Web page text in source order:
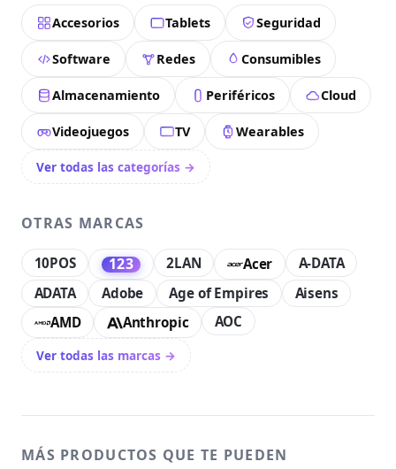
Accesorios Tablets Seguridad
Software Redes Consumibles
Almacenamiento Periféricos Cloud
Videojuegos TV Wearables
Ver todas las categorías →
OTRAS MARCAS
10POS 123 2LAN Acer
A-DATA
ADATA
Adobe Age of Empires
Aisens
AMD
Anthropic AOC
Ver todas las marcas →
MÁS PRODUCTOS QUE TE PUEDEN